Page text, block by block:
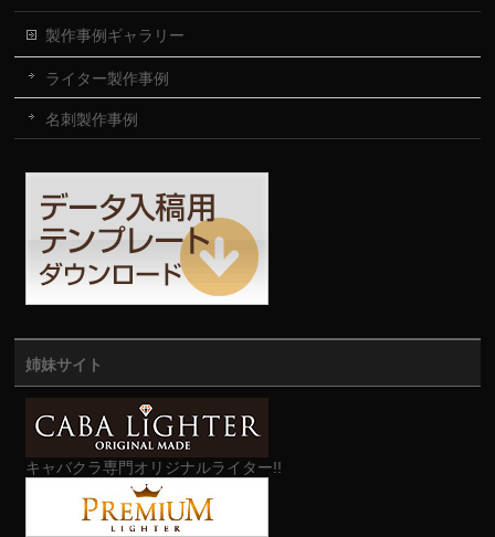
製作事例ギャラリー
ライター製作事例
名刺製作事例
姉妹サイト
キャバクラ専門オリジナルライター!!